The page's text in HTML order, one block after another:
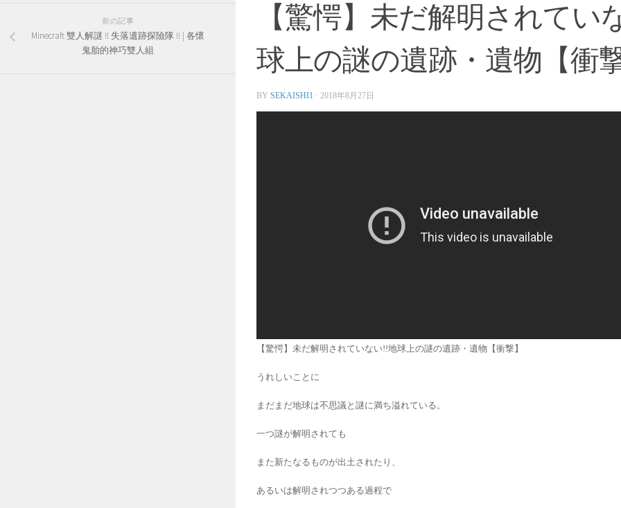
【驚愕】未だ解明されてい
球上の謎の遺跡・遺物【衝
BY SEKAISHI1 · 2018年8月27日
【驚愕】未だ解明されていない!!地球上の謎の遺跡・遺物【衝撃】
うれしいことに
まだまだ地球は不思議と謎に満ち溢れている。
一つ謎が解明されても
また新たなるものが出土されたり、
あるいは解明されつつある過程で
前の記事
Minecraft 雙人解謎 !! 失落遺跡探險隊 !! | 各懷
鬼胎的神巧雙人組